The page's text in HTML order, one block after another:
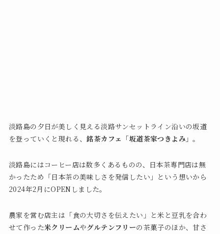
淡路島の夕日が美しく見える淡路サンセットライン沿いの坂道
を登っていくと現れる、銘茶カフェ「坂道茶家つきよみ」。
淡路島にはコーヒー店は数多くあるものの、日本茶専門店は無
かったため「日本茶の美味しさを発信したい」という想いから
2024年2月にOPENしました。
農家を営む店主は「食の大切さを伝えたい」と米と豆乳を合わ
せて作った米クリームやグルテンフリーの茶菓子のほか、甘さ